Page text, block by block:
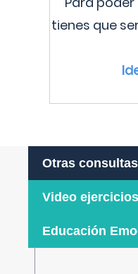
tienes que
Otras consultas
Video ejercicios
Educación